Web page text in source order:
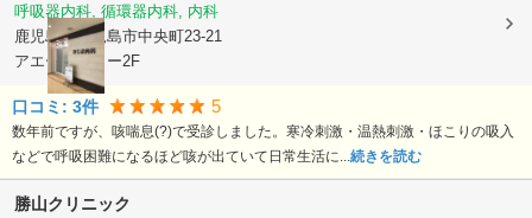
呼吸器内科, 循環器内科, 内科
鹿児島県鹿児島市中央町23-21
アエールタワー2F
口コミ: 3件 5
数年前ですが、咳喘息(?)で受診しました。寒冷刺激・温熱刺激・ほこりの吸入
などで呼吸困難になるほど咳が出ていて日常生活に...続きを読む
勝山クリニック